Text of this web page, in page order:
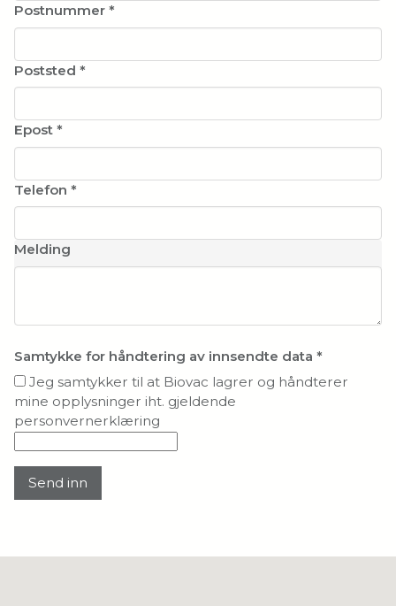
Postnummer *
Poststed *
Epost *
Telefon *
Melding
Samtykke for håndtering av innsendte data *
Jeg samtykker til at Biovac lagrer og håndterer
mine opplysninger iht. gjeldende
personvernerklæring